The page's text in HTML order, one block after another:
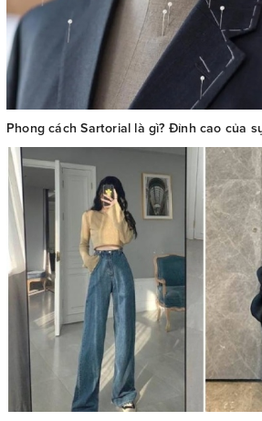
Phong cách Sartorial là gì? Đỉnh cao của